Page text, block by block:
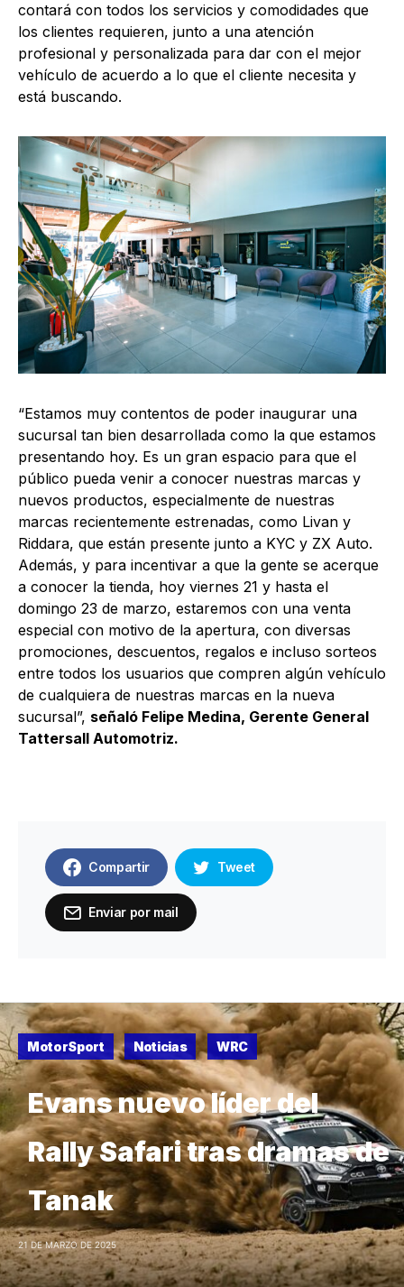
contará con todos los servicios y comodidades que
los clientes requieren, junto a una atención
profesional y personalizada para dar con el mejor
vehículo de acuerdo a lo que el cliente necesita y
está buscando.
“Estamos muy contentos de poder inaugurar una
sucursal tan bien desarrollada como la que estamos
presentando hoy. Es un gran espacio para que el
público pueda venir a conocer nuestras marcas y
nuevos productos, especialmente de nuestras
marcas recientemente estrenadas, como Livan y
Riddara, que están presente junto a KYC y ZX Auto.
Además, y para incentivar a que la gente se acerque
a conocer la tienda, hoy viernes 21 y hasta el
domingo 23 de marzo, estaremos con una venta
especial con motivo de la apertura, con diversas
promociones, descuentos, regalos e incluso sorteos
entre todos los usuarios que compren algún vehículo
de cualquiera de nuestras marcas en la nueva
sucursal”, señaló Felipe Medina, Gerente General
Tattersall Automotriz.
Compartir Tweet
Enviar por mail
MotorSport Noticias WRC
Evans nuevo líder del
Rally Safari tras dramas de
Tanak
21 DE MARZO DE 2025